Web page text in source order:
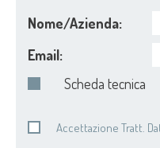
Nome/Azienda:
Email:
Scheda tecnica
Accettazione Tratt.